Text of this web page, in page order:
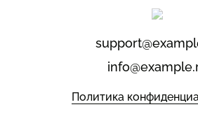
Политика